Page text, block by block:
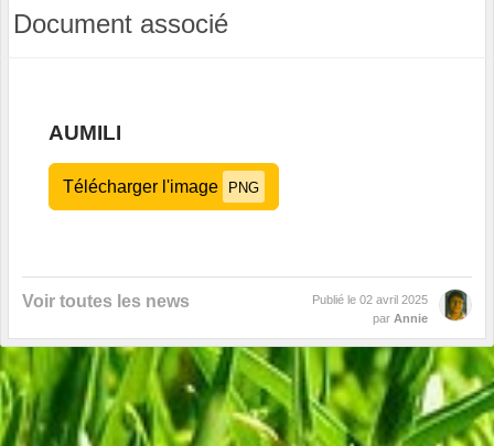
Document associé
AUMILI
Télécharger l'image PNG
Voir toutes les news Publié le 02 avril 2025
par Annie